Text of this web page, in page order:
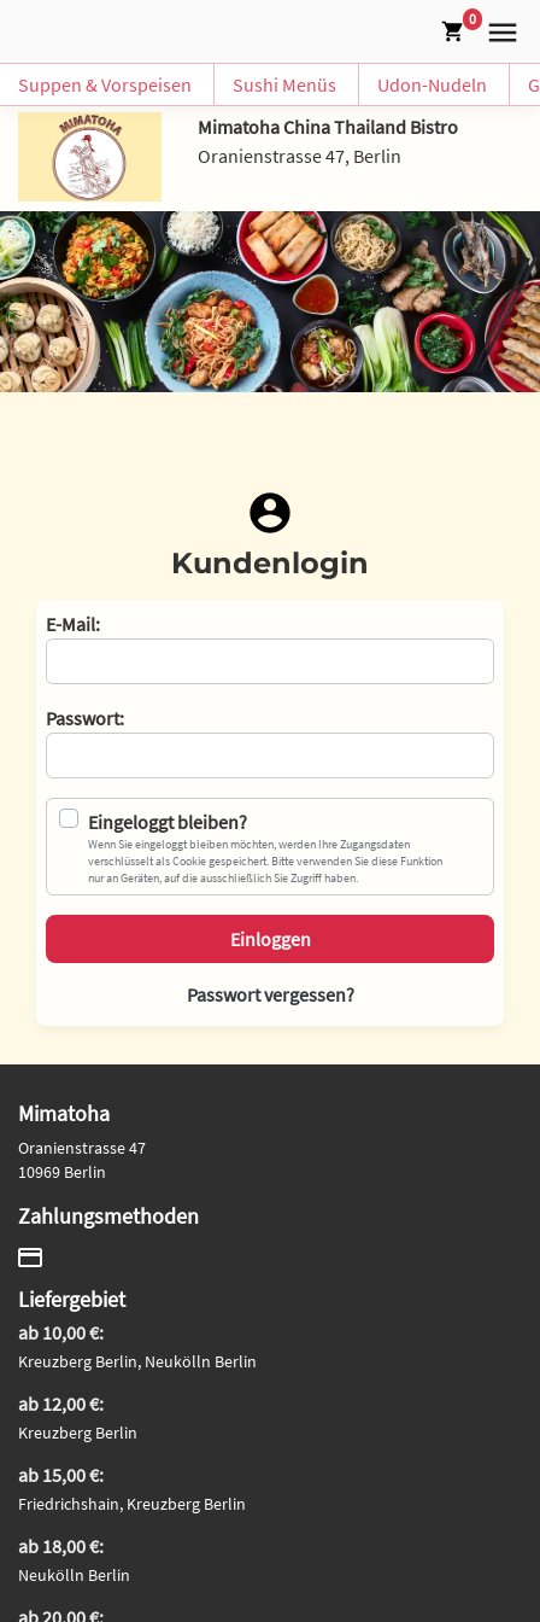
0
Suppen & Vorspeisen Sushi Menüs Udon-Nudeln
Mimatoha China Thailand Bistro
Oranienstrasse 47, Berlin
Kundenlogin
E-Mail:
Passwort:
Eingeloggt bleiben?
Wenn Sie eingeloggt bleiben möchten, werden Ihre Zugangsdaten
verschlüsselt als Cookie gespeichert. Bitte verwenden Sie diese Funktion
nur an Geräten, auf die ausschließlich Sie Zugriff haben.
Einloggen
Passwort vergessen?
Mimatoha
Oranienstrasse 47
10969 Berlin
Zahlungsmethoden
Liefergebiet
ab 10,00 €:
Kreuzberg Berlin, Neukölln Berlin
ab 12,00 €:
Kreuzberg Berlin
ab 15,00 €:
Friedrichshain, Kreuzberg Berlin
ab 18,00 €:
Neukölln Berlin
ab 20,00 €: